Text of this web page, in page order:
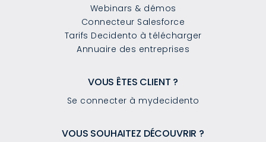
Webinars & démos
Connecteur Salesforce
Tarifs Decidento à télécharger
Annuaire des entreprises
VOUS ÊTES CLIENT ?
Se connecter à mydecidento
VOUS SOUHAITEZ DÉCOUVRIR ?